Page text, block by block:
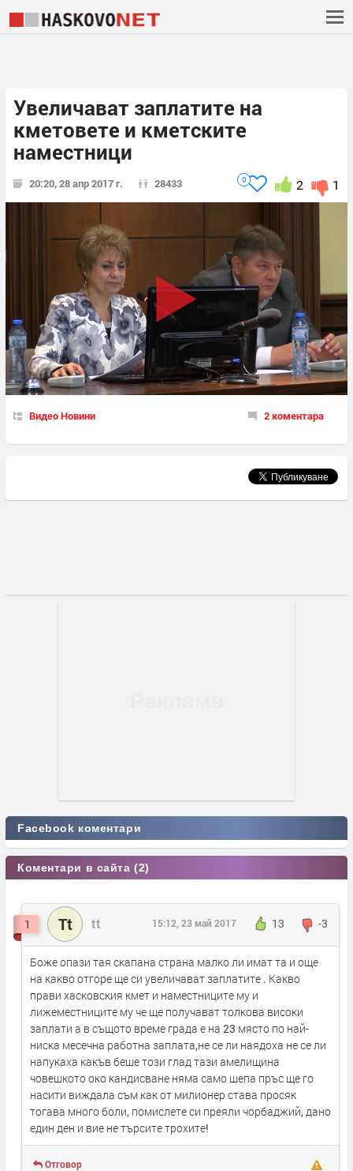
Увеличават заплатите на
кметовете и кметските
наместници
20:20, 28 апр 2017 г. 28433 1
2
0
Видео Новини 2 коментара
Facebook коментари
Коментари в сайта (2)
1 Tt tt 13 -3
15:12, 23 май 2017
Боже опази тая скапана страна малко ли имат та и още
на какво отгоре ще си увеличават заплатите . Какво
прави хасковския кмет и наместниците му и
лижеместниците му че ще получават толкова високи
заплати а в същото време града е на 23 място по най-
ниска месечна работна заплата,не се ли наядоха не се ли
напукаха какъв беше този глад тази амелищина
човешкото око кандисване няма само шепа пръс ще го
насити виждала съм как от милионер става просяк
тогава много боли, помислете си преяли чорбаджий, дано
един ден и вие не търсите трохите!
Отговор